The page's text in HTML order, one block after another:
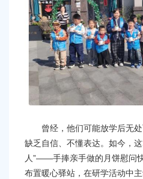
曾经，他们可能放学后无处
缺乏自信、不懂表达。如今，
人”——手捧亲手做的月饼慰问
布置暖心驿站，在研学活动中